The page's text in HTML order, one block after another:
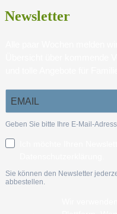
Newsletter
Geben Sie bitte Ihre E-Mail-
Sie können den Newsletter
abbestellen.